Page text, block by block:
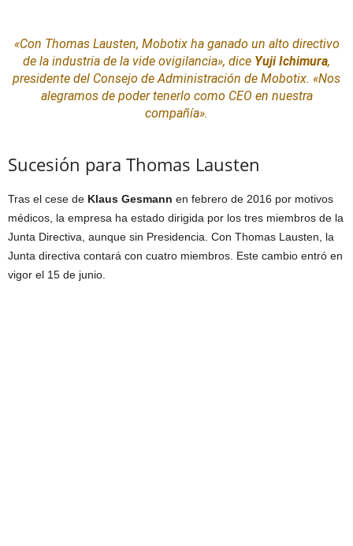
«Con Thomas Lausten, Mobotix ha ganado un alto directivo
de la industria de la vide ovigilancia», dice Yuji Ichimura,
presidente del Consejo de Administración de Mobotix. «Nos
alegramos de poder tenerlo como CEO en nuestra
compañía».
Sucesión para Thomas Lausten
Tras el cese de Klaus Gesmann en febrero de 2016 por motivos
médicos, la empresa ha estado dirigida por los tres miembros de la
Junta Directiva, aunque sin Presidencia. Con Thomas Lausten, la
Junta directiva contará con cuatro miembros. Este cambio entró en
vigor el 15 de junio.